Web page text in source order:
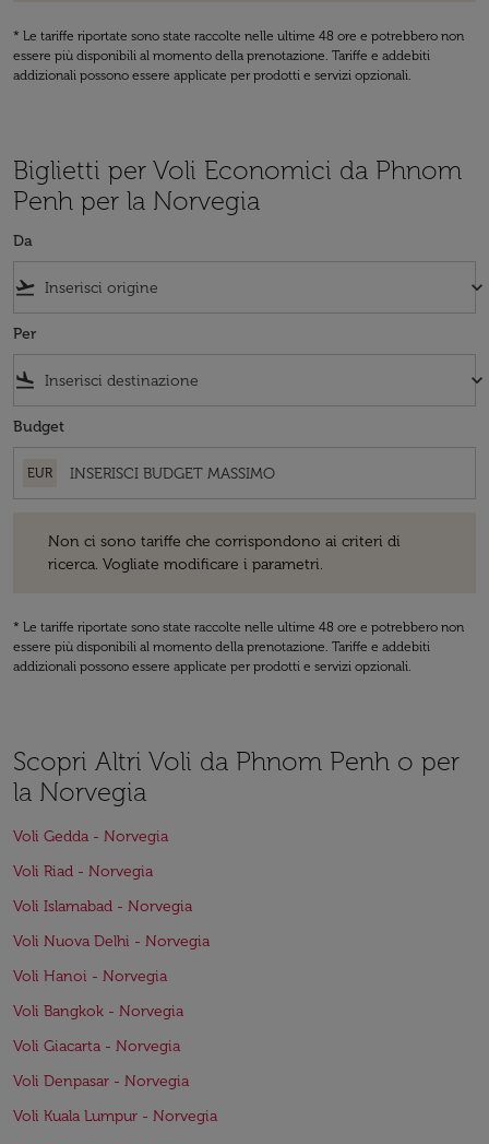
* Le tariffe riportate sono state raccolte nelle ultime 48 ore e potrebbero non
essere più disponibili al momento della prenotazione. Tariffe e addebiti
addizionali possono essere applicate per prodotti e servizi opzionali.
Biglietti per Voli Economici da Phnom
Penh per la Norvegia
Da
flight_takeoff keyboard_arrow_down
Per
flight_land keyboard_arrow_down
Budget
EUR
Non ci sono tariffe che corrispondono ai criteri di
ricerca. Vogliate modificare i parametri.
* Le tariffe riportate sono state raccolte nelle ultime 48 ore e potrebbero non
essere più disponibili al momento della prenotazione. Tariffe e addebiti
addizionali possono essere applicate per prodotti e servizi opzionali.
Scopri Altri Voli da Phnom Penh o per
la Norvegia
Voli Gedda - Norvegia
Voli Riad - Norvegia
Voli Islamabad - Norvegia
Voli Nuova Delhi - Norvegia
Voli Hanoi - Norvegia
Voli Bangkok - Norvegia
Voli Giacarta - Norvegia
Voli Denpasar - Norvegia
Voli Kuala Lumpur - Norvegia